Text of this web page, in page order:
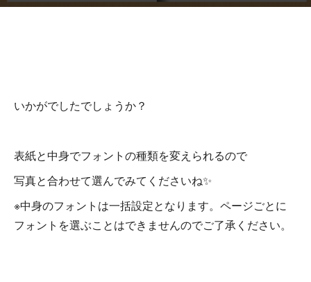
いかがでしたでしょうか？
表紙と中身でフォントの種類を変えられるので
写真と合わせて選んでみてくださいね✨
※中身のフォントは一括設定となります。ページごとに
フォントを選ぶことはできませんのでご了承ください。